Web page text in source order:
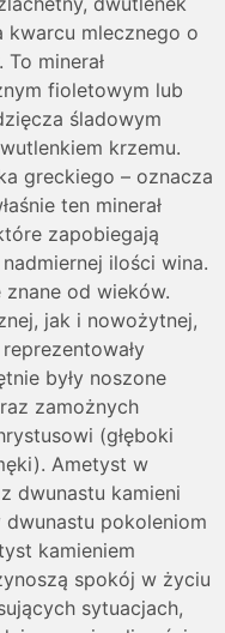
kwarcu mlecznego o
minerał
fioletowym lub
śladowym
krzemu.
greckiego – oznacza
ten minerał
zapobiegają
ilości wina.
od wieków.
jak i nowożytnej,
były noszone
zamożnych
(głęboki
Ametyst w
dwunastu kamieni
pokoleniom
kamieniem
spokój w życiu
sytuacjach,